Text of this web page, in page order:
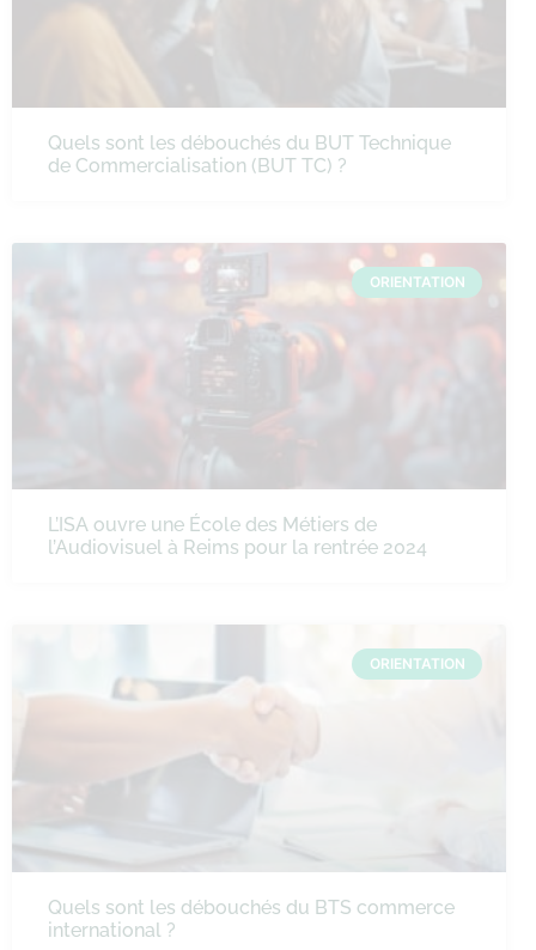
Quels sont les débouchés du BUT Technique
de Commercialisation (BUT TC) ?
ORIENTATION
L’ISA ouvre une École des Métiers de
l’Audiovisuel à Reims pour la rentrée 2024
ORIENTATION
Quels sont les débouchés du BTS commerce
international ?